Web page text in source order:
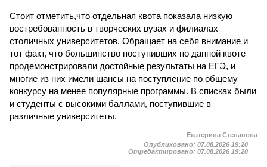
Стоит отметить,что отдельная квота показала низкую
востребованность в творческих вузах и филиалах
столичных университетов. Обращает на себя внимание и
тот факт, что большинство поступивших по данной квоте
продемонстрировали достойные результаты на ЕГЭ, и
многие из них имели шансы на поступление по общему
конкурсу на менее популярные программы. В списках были
и студенты с высокими баллами, поступившие в
различные университеты.
Екатерина Степанова
Опубликовано: 07.08.2026 19:20
Отредактировано: 07.08.2026 19:20